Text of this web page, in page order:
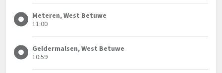
Meteren, West Betuwe
11:00
Geldermalsen, West Betuwe
10:59